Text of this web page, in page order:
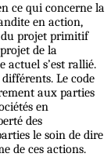
ce qui concerne la
en action,
du projet primitif
de la
actuel s’est rallié.
Le code
aux parties
en
des
le soin de dire
de ces actions.